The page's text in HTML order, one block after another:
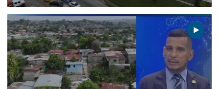
Gracias por suscribirte a nuestro boletín.